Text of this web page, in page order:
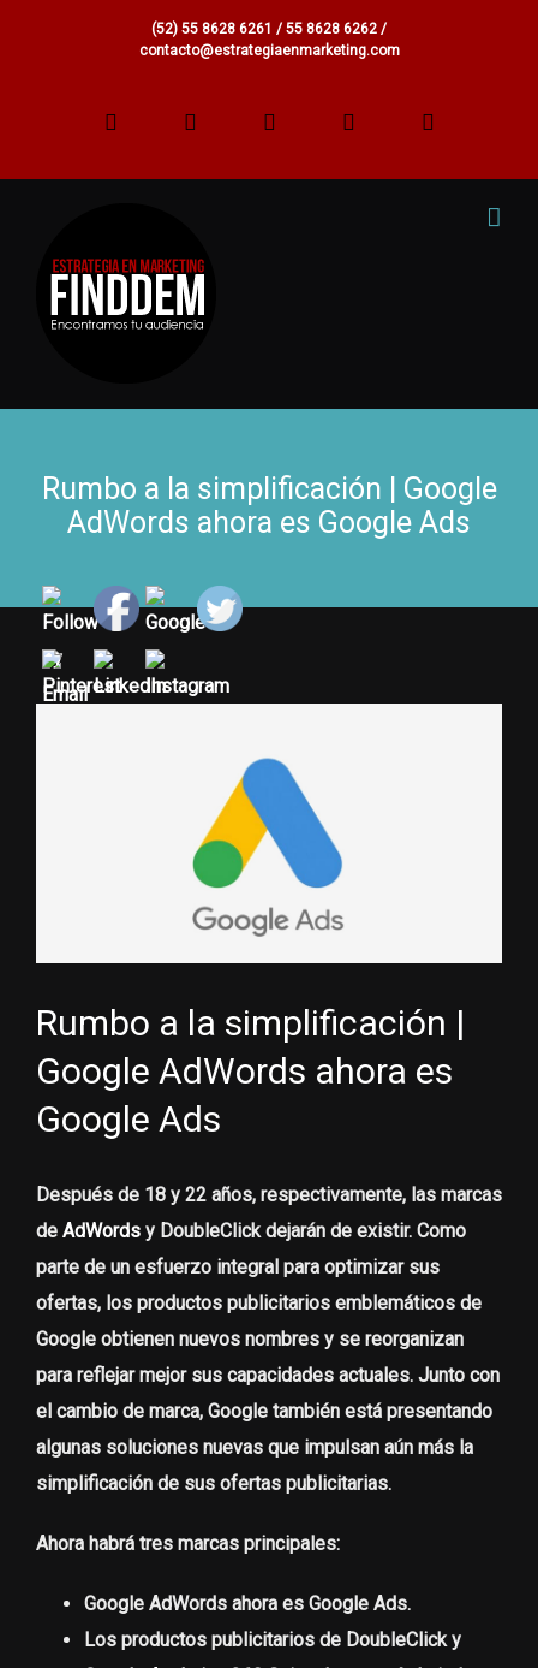
(52) 55 8628 6261 / 55 8628 6262 /
contacto@estrategiaenmarketing.com
Facebook Pinterest Google+
Rumbo a la simplificación | Google
AdWords ahora es Google Ads
Rumbo a la simplificación |
Google AdWords ahora es
Google Ads
Después de 18 y 22 años, respectivamente, las marcas
de AdWords y DoubleClick dejarán de existir. Como
parte de un esfuerzo integral para optimizar sus
ofertas, los productos publicitarios emblemáticos de
Google obtienen nuevos nombres y se reorganizan
para reflejar mejor sus capacidades actuales. Junto con
el cambio de marca, Google también está presentando
algunas soluciones nuevas que impulsan aún más la
simplificación de sus ofertas publicitarias.
Ahora habrá tres marcas principales:
Google AdWords ahora es Google Ads.
Los productos publicitarios de DoubleClick y